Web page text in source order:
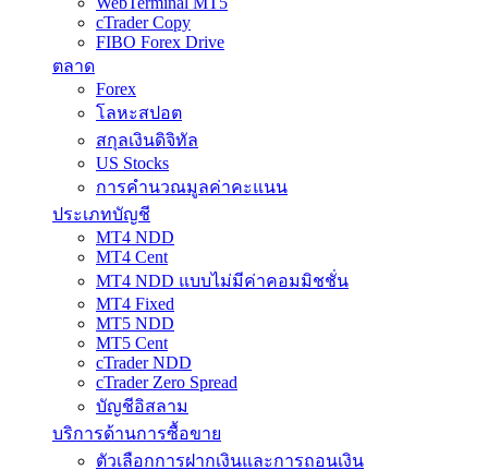
cTrader Copy
FIBO Forex Drive
ตลาด
Forex
โลหะสปอต
สกุลเงินดิจิทัล
US Stocks
การคำนวณมูลค่าคะแนน
ประเภทบัญชี
MT4 NDD
MT4 Cent
MT4 NDD แบบไม่มีค่าคอมมิชชั่น
MT4 Fixed
MT5 NDD
MT5 Cent
cTrader NDD
cTrader Zero Spread
บัญชีอิสลาม
บริการด้านการซื้อขาย
ตัวเลือกการฝากเงินและการถอนเงิน